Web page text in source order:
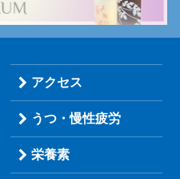
アクセス
うつ・慢性疲労
栄養素